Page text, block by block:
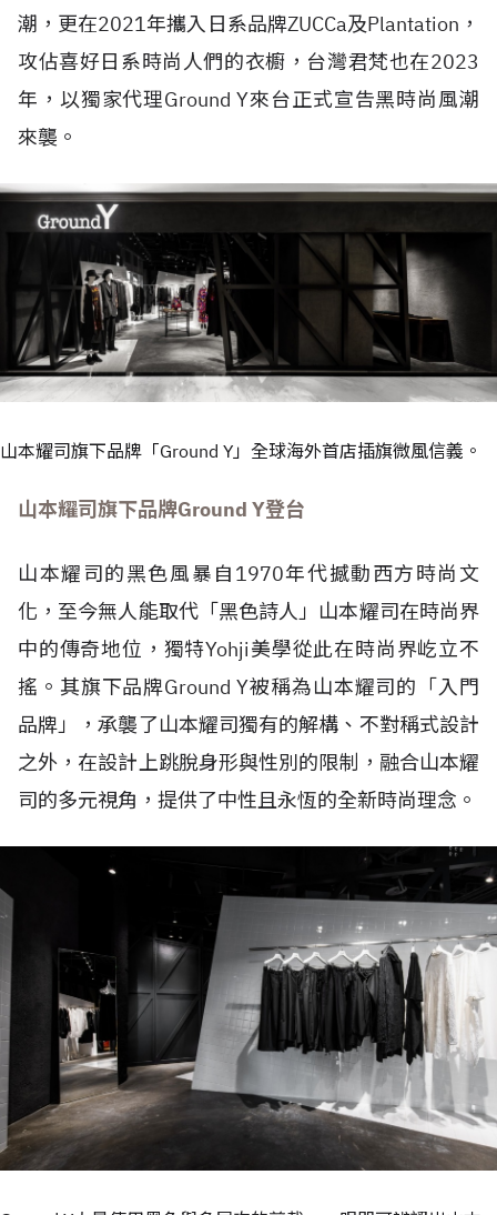
潮，更在2021年攜入日系品牌ZUCCa及Plantation，
攻佔喜好日系時尚人們的衣櫥，台灣君梵也在2023
年，以獨家代理Ground Y來台正式宣告黑時尚風潮
來襲。
山本耀司旗下品牌「Ground Y」全球海外首店插旗微風信義。
山本耀司旗下品牌Ground Y登台
山本耀司的黑色風暴自1970年代撼動西方時尚文
化，至今無人能取代「黑色詩人」山本耀司在時尚界
中的傳奇地位，獨特Yohji美學從此在時尚界屹立不
搖。其旗下品牌Ground Y被稱為山本耀司的「入門
品牌」，承襲了山本耀司獨有的解構、不對稱式設計
之外，在設計上跳脫身形與性別的限制，融合山本耀
司的多元視角，提供了中性且永恆的全新時尚理念。